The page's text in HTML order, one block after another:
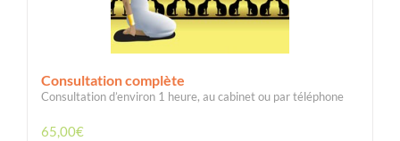
Consultation complète
Consultation d’environ 1 heure, au cabinet ou par téléphone
65,00€